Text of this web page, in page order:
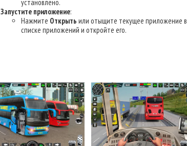
установлено.
Запустите приложение:
Нажмите Открыть или отыщите текущее приложение в
списке приложений и откройте его.